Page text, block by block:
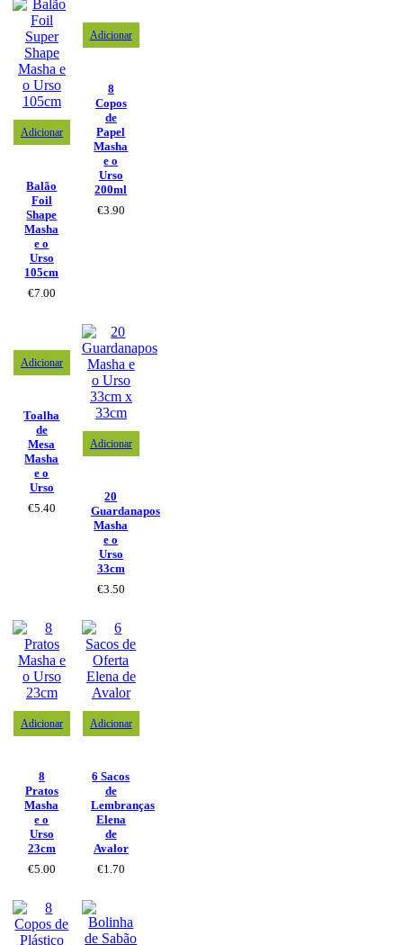
Adicionar
Balão
Foil
Shape
Masha
e o
Urso
105cm
€7.00
Adicionar
8
Copos
de
Papel
Masha
e o
Urso
200ml
€3.90
Adicionar
Toalha
de
Mesa
Masha
e o
Urso
€5.40
Adicionar
20
Guardanapos
Masha
e o
Urso
33cm
€3.50
Adicionar
8
Pratos
Masha
e o
Urso
23cm
€5.00
Adicionar
6 Sacos
de
Lembranças
Elena
de
Avalor
€1.70